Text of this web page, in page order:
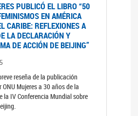
PUBLICÓ EL LIBRO “50
EN AMÉRICA
CARIBE: REFLEXIONES A
LA DECLARACIÓN Y
DE ACCIÓN DE BEIJING”
reseña de la publicación
Mujeres a 30 años de la
la IV Conferencia Mundial sobre